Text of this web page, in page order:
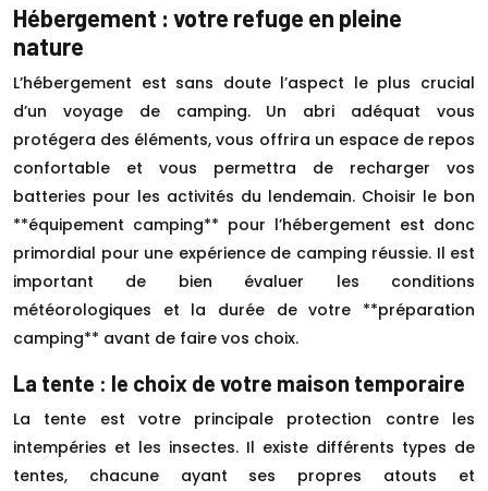
Hébergement : votre refuge en pleine
nature
L’hébergement est sans doute l’aspect le plus crucial
d’un voyage de camping. Un abri adéquat vous
protégera des éléments, vous offrira un espace de repos
confortable et vous permettra de recharger vos
batteries pour les activités du lendemain. Choisir le bon
**équipement camping** pour l’hébergement est donc
primordial pour une expérience de camping réussie. Il est
important de bien évaluer les conditions
météorologiques et la durée de votre **préparation
camping** avant de faire vos choix.
La tente : le choix de votre maison temporaire
La tente est votre principale protection contre les
intempéries et les insectes. Il existe différents types de
tentes, chacune ayant ses propres atouts et